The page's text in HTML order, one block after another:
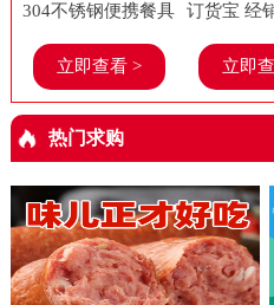
304不锈钢便携餐具
套装上班族学生糖
果多巴胺勺子筷子
餐具两件套
立即查看 >
订货宝 经
订货系统
存软件 餐
立即
热门求购